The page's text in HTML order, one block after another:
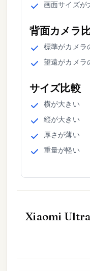
画面サイズが
背面カメラ
標準がカメラ
望遠がカメラ
サイズ比較
横が大きい
縦が大きい
厚さが薄い
重量が軽い
Xiaomi